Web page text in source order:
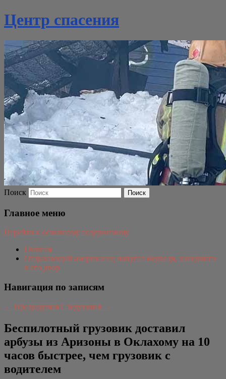
Центр спасения
Поиск
Главное меню
Перейти к основному содержимому
Главная
Отдыхающий американец напугал медведя, зашедшего
в его двор
Навигация по записям
← Предыдущая Следующая →
Беспилотный грузовик доставил
арбузы из Аризоны в Оклахому на 10
часов быстрее, чем грузовик с
водителем